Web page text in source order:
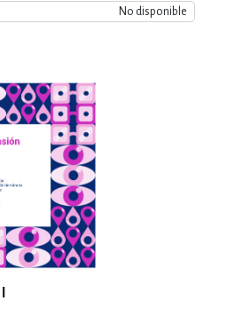
No disponible